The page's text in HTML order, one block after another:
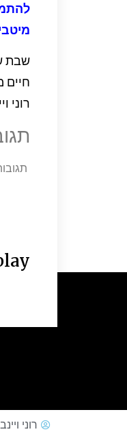
שבת
חיים
רוני
רוני